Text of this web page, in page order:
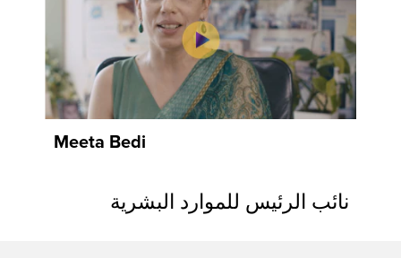
Meeta Bedi
نائب الرئيس للموارد البشرية